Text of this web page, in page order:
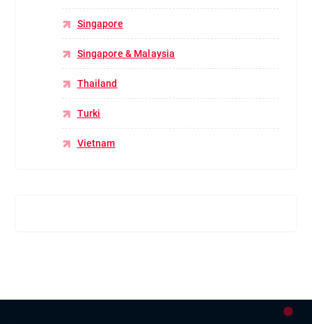
Singapore
Singapore & Malaysia
Thailand
Turki
Vietnam